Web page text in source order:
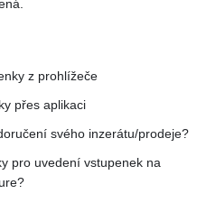
z prohlížeče
přes aplikaci
svého inzerátu/prodeje?
pro uvedení vstupenek na